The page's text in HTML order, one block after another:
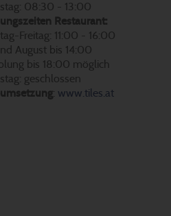
08:30 - 13:00
Restaurant:
Freitag: 11:00 - 16:00
August bis 14:00
bis 18:00 möglich
geschlossen
: www.tiles.at